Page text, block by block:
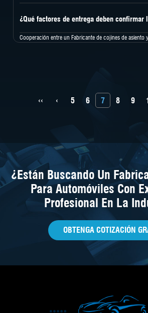
Cooperación entre un Fabricante de cojines de asiento
‹‹ ‹ 5 6 7 8 9
¿Están Buscando Un
Para Automóviles Con
Profesional En La
OBTENGA COTIZACIÓN